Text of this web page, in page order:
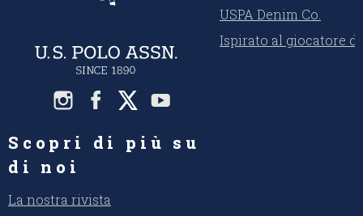
USPA Denim Co.
Ispirato al giocatore
Scopri di più su
di noi
La nostra rivista